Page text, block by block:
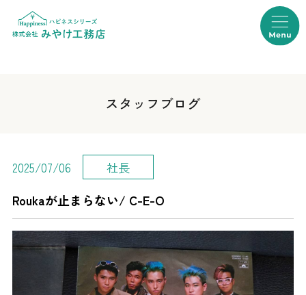
スタッフブログ
2025/07/06 社長
Roukaが止まらない/ C-E-O